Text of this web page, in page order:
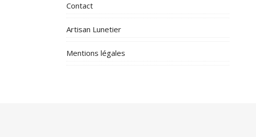
Contact
Artisan Lunetier
Mentions légales